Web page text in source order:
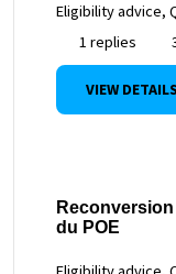
Eligibility advice,
1 replies
VIEW DETAILS
du POE